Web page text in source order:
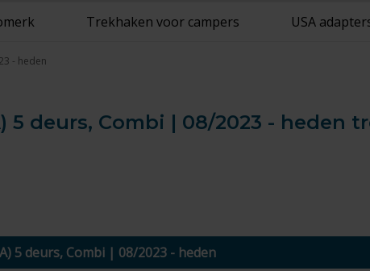
Trekhaken voor campers USA
- heden
5 deurs, Combi | 08/2023 - heden
5 deurs, Combi | 08/2023 - heden